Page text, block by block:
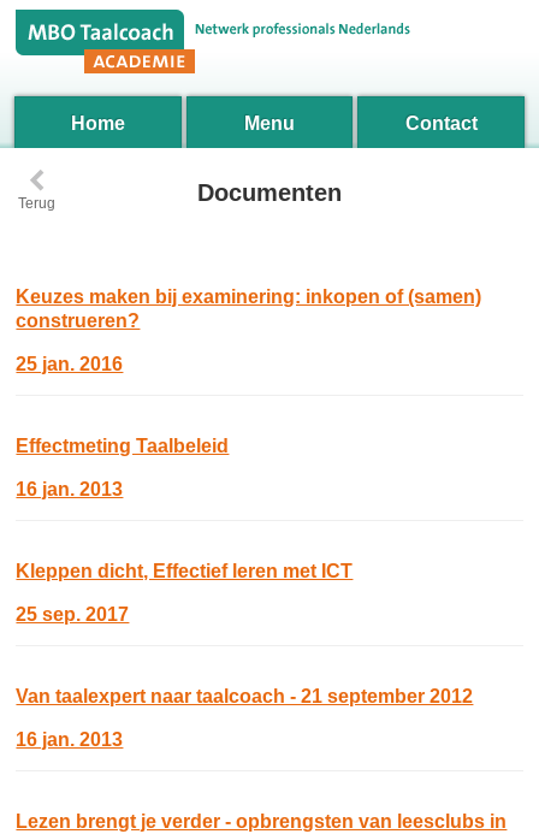
Home Menu Contact
‹
Terug Documenten
Keuzes maken bij examinering: inkopen of (samen)
construeren?
25 jan. 2016
Effectmeting Taalbeleid
16 jan. 2013
Kleppen dicht, Effectief leren met ICT
25 sep. 2017
Van taalexpert naar taalcoach - 21 september 2012
16 jan. 2013
Lezen brengt je verder - opbrengsten van leesclubs in